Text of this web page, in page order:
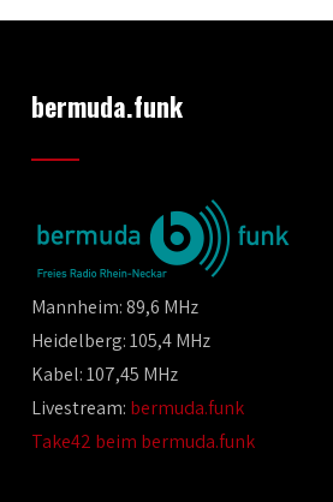
bermuda.funk
Mannheim: 89,6 MHz
Heidelberg: 105,4 MHz
Kabel: 107,45 MHz
Livestream: bermuda.funk
Take42 beim bermuda.funk